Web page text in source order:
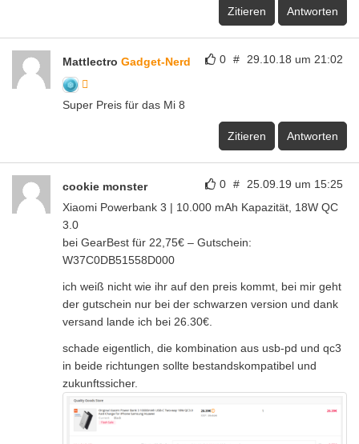
Zitieren Antworten
0 # 29.10.18 um 21:02
Mattlectro Gadget-Nerd
Super Preis für das Mi 8
Zitieren Antworten
0 # 25.09.19 um 15:25
cookie monster
Xiaomi Powerbank 3 | 10.000 mAh Kapazität, 18W QC
3.0
bei GearBest für 22,75€ – Gutschein:
W37C0DB51558D000
ich weiß nicht wie ihr auf den preis kommt, bei mir geht
der gutschein nur bei der schwarzen version und dank
versand lande ich bei 26.30€.
schade eigentlich, die kombination aus usb-pd und qc3
in beide richtungen sollte bestandskompatibel und
zukunftssicher.